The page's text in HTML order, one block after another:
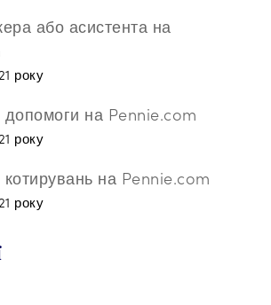
або асистента на
року
на Pennie.com
року
на Pennie.com
року